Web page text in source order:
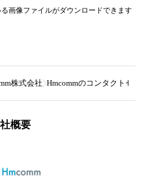
画像ファイルがダウンロードできます
株式会社 Hmcommのコンタクトセ
概要